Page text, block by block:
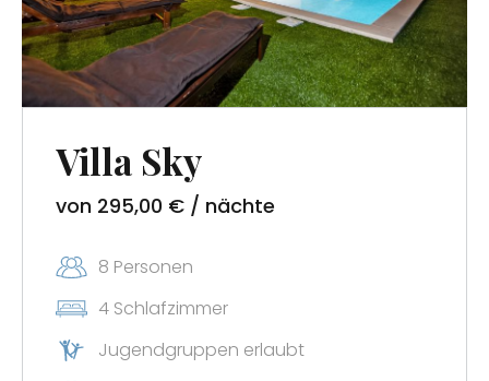
Villa Sky
von 295,00 € / nächte
8 Personen
4 Schlafzimmer
Jugendgruppen erlaubt
Sichern Sie sich 5 %
Rabatt auf Ihre erste
Buchung!
Abonnieren Sie unseren Newsletter und
erhalten Sie exklusive Angebote.
Nach der Registrierung wählen Sie ein
unter
Rabatt zu erhalten!